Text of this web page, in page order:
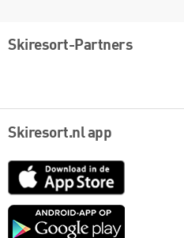
Skiresort-Partners
Skiresort.nl app
App
Google